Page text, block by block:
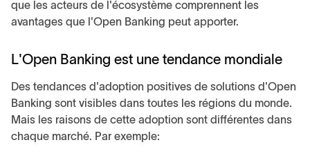
que les acteurs de l'écosystème comprennent les
avantages que l'Open Banking peut apporter.
L'Open Banking est une tendance mondiale
Des tendances d'adoption positives de solutions d'Open
Banking sont visibles dans toutes les régions du monde.
Mais les raisons de cette adoption sont différentes dans
chaque marché. Par exemple: